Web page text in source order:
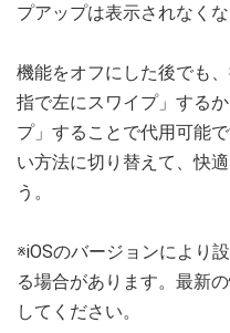
プアップは表示されなくな
機能をオフにした後でも
指で左にスワイプ」する
プ」することで代用可能
い方法に切り替えて、快
う。
※iOSのバージョンにより
る場合があります。最新
してください。